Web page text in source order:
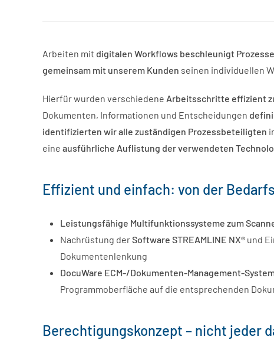
Arbeiten mit digitalen Workflows beschleunigt Prozesse
gemeinsam mit unserem Kunden seinen individuellen
Hierfür wurden verschiedene Arbeitsschritte effizient
Dokumenten, Informationen und Entscheidungen
identifizierten wir alle zuständigen Prozessbeteiligten
eine ausführliche Auflistung der verwendeten
Effizient und einfach: von der
Leistungsfähige Multifunktionssysteme zum
Nachrüstung derSoftware STREAMLINE NX® und
Dokumentenlenkung
DocuWare ECM-/Dokumenten-Management-
Programmoberfläche auf die entsprechenden
Berechtigungskonzept – nicht jeder